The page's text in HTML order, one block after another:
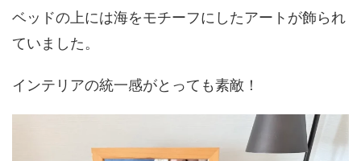
ベッドの上には海をモチーフにしたアートが飾られ
ていました。
インテリアの統一感がとっても素敵！